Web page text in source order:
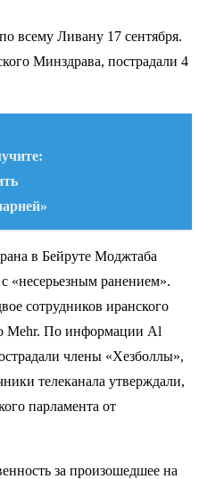
всему Ливану 17 сентября.
Минздрава, пострадали 4
в Бейруте Моджтаба
«несерьезным ранением».
сотрудников иранского
Mehr. По информации Al
члены «Хезболлы»,
телеканала утверждали,
парламента от
за произошедшее на